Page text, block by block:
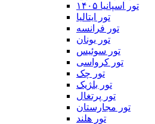
تور اسپانیا ۱۴۰۵
تور ایتالیا
تور فرانسه
تور یونان
تور سوئیس
تور کرواسی
تور چک
تور بلژیک
تور پرتغال
تور مجارستان
تور هلند